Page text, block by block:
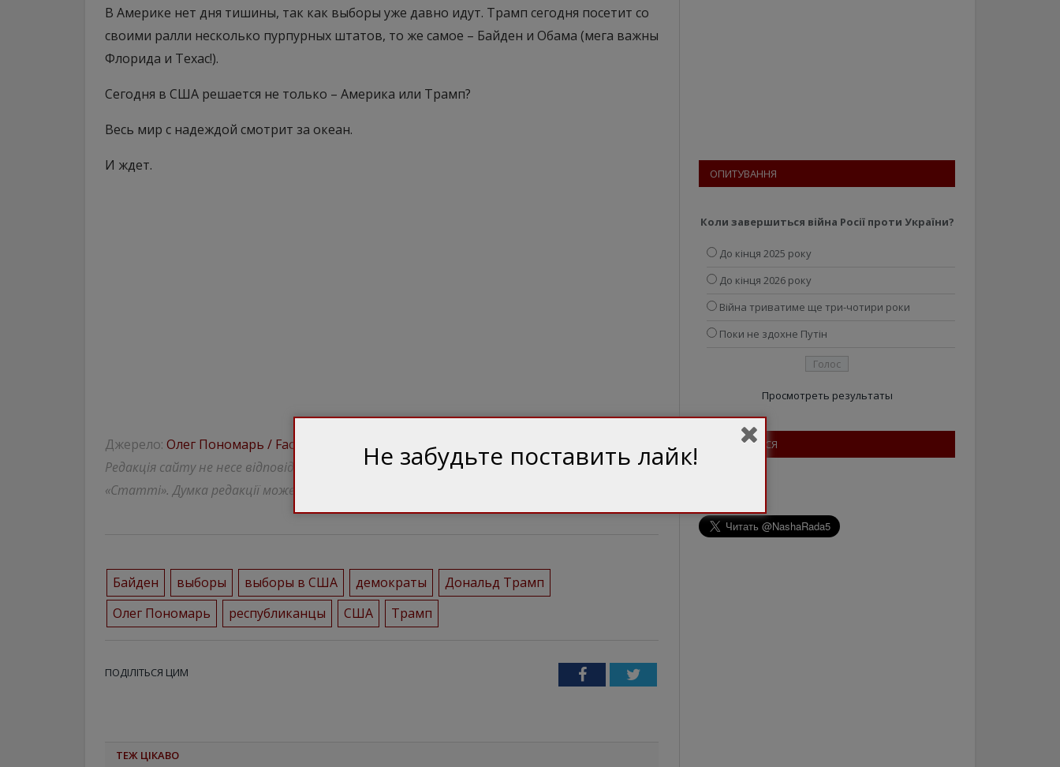
В Америке нет дня тишины, так как выборы уже давно идут. Трамп сегодня посетит со
своими ралли несколько пурпурных штатов, то же самое – Байден и Обама (мега важны
Флорида и Техас!).
Сегодня в США решается не только – Америка или Трамп?
Весь мир с надеждой смотрит за океан.
И ждет.
Джерело: Олег Пономарь / Facebook
Редакція сайту не несе відповідальності за зміст матеріалів у рубриках «Блоги» та
«Статті». Думка редакції може відрізнятись від авторської.
Байден выборы выборы в США демократы
Дональд Трамп
Олег Пономарь
республиканцы США Трамп
ПОДІЛІТЬСЯ ЦИМ FacebookTwitter
ТЕЖ ЦІКАВО
ОПИТУВАННЯ
Коли завершиться війна Росії проти України?
До кінця 2025 року
До кінця 2026 року
Війна триватиме ще три-чотири роки
Поки не здохне Путін
Просмотреть результаты
ПІДПИШІТЬСЯ
Не забудьте поставить лайк!